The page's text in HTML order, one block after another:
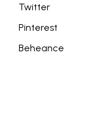
Twitter
Pinterest
Beheance